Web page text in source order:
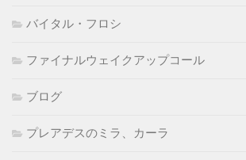
バイタル・フロシ
ファイナルウェイクアップコール
ブログ
プレアデスのミラ、カーラ